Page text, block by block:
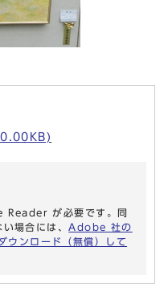
Reader が必要です。同
場合には、 Adobe 社の
ンロード（無償）して